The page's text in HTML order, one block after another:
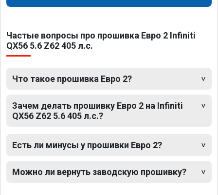
Частые вопросы про прошивка Евро 2 Infiniti
QX56 5.6 Z62 405 л.с.
Что такое прошивка Евро 2?
Зачем делать прошивку Евро 2 на Infiniti
QX56 Z62 5.6 405 л.с.?
Есть ли минусы у прошивки Евро 2?
Можно ли вернуть заводскую прошивку?